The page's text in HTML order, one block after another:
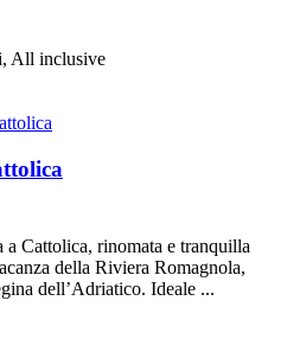
All inclusive
Cattolica, rinomata e tranquilla
della Riviera Romagnola,
dell’Adriatico. Ideale ...